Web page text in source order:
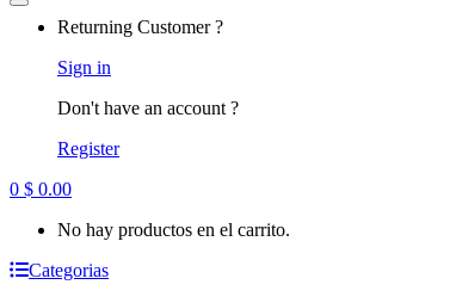
Returning Customer ?
Sign in
Don't have an account ?
Register
0 $ 0.00
No hay productos en el carrito.
Categorias